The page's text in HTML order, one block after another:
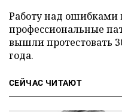
Работу над ошибками
профессиональные
вышли протестовать
года.
СЕЙЧАС ЧИТАЮТ